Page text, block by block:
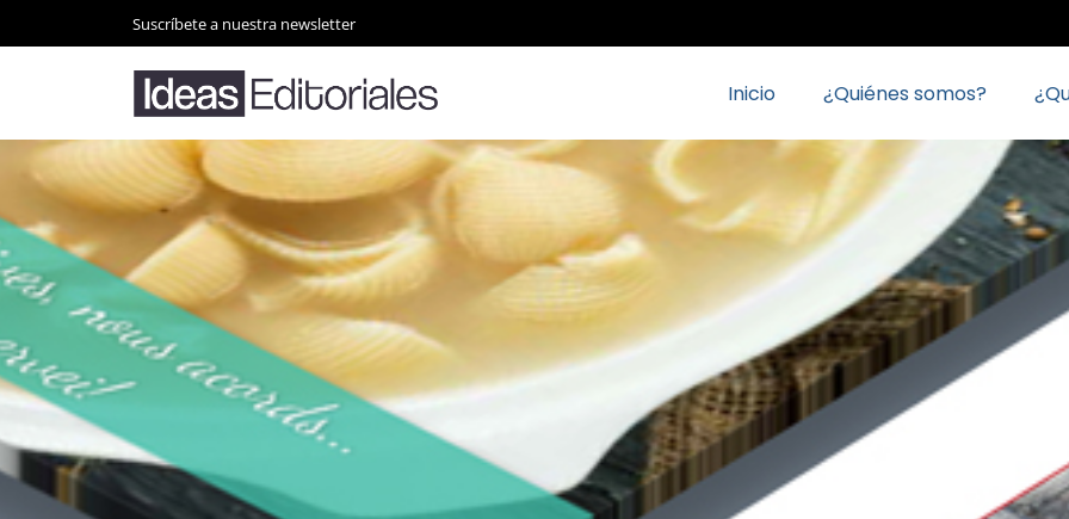
Suscríbete a nuestra newsletter
Inicio ¿Quiénes somos?